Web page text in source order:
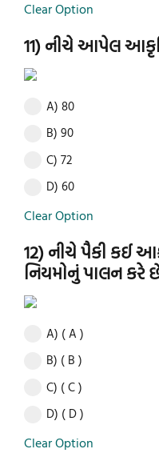
Clear Option
11) નીચે આપેલ
A) 80
B) 90
C) 72
D) 60
Clear Option
12) નીચે પૈકી કઈ
નિયમોનું પાલન કરે
A) ( A )
B) ( B )
C) ( C )
D) ( D )
Clear Option